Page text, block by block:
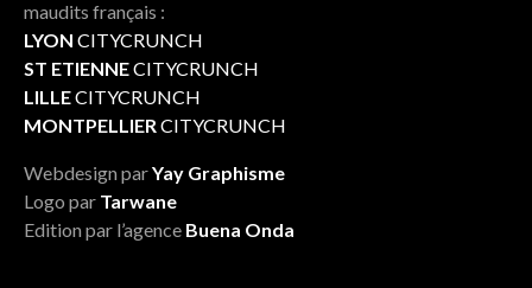
maudits français :
LYON CITYCRUNCH
ST ETIENNECITYCRUNCH
LILLECITYCRUNCH
MONTPELLIERCITYCRUNCH
Webdesign parYay Graphisme
Logo par Tarwane
Edition par l’agence Buena Onda